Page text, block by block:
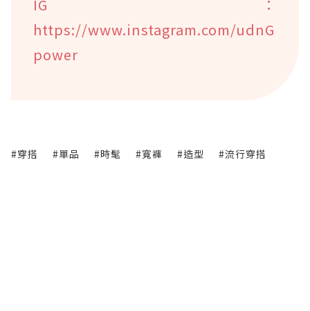
IG：
https://www.instagram.com/udnG
power
#穿搭 #單品 #時髦 #寬褲 #造型 #流行穿搭